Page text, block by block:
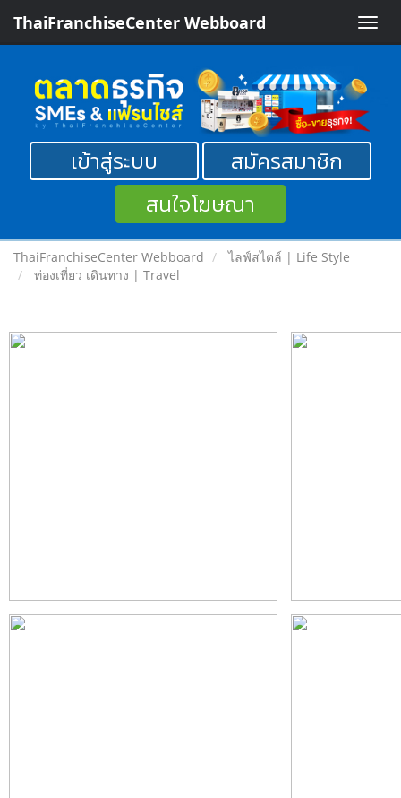
Toggle
ThaiFranchiseCenter Webboard
เข้าสู่ระบบ
สมัครสมาชิก
สนใจโฆษณา
ThaiFranchiseCenter Webboard
ไลฟ์สไตล์ | Life Style
ท่องเที่ยว เดินทาง | Travel